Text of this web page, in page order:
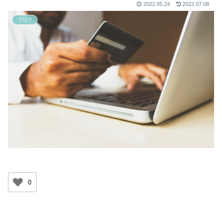
2022.05.24 2022.07.08
ブログ
0